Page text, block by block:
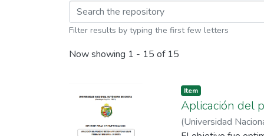
Browsing Informes
Filter results by typing the first few letters
Now showing 1 - 15 of 15
Item
Aplicación del
(Universidad